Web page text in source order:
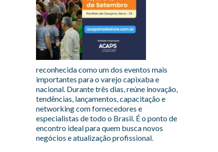
reconhecida como um dos eventos mais
importantes para o varejo capixaba e
nacional. Durante três dias, reúne inovação,
tendências, lançamentos, capacitação e
networking com fornecedores e
especialistas de todo o Brasil. É o ponto de
encontro ideal para quem busca novos
negócios e atualização profissional.